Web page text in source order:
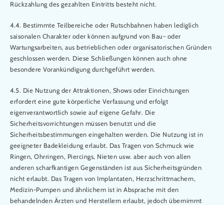
Rückzahlung des gezahlten Eintritts besteht nicht.
4.4. Bestimmte Teilbereiche oder Rutschbahnen haben lediglich
saisonalen Charakter oder können aufgrund von Bau- oder
Wartungsarbeiten, aus betrieblichen oder organisatorischen Gründen
geschlossen werden. Diese Schließungen können auch ohne
besondere Vorankündigung durchgeführt werden.
4.5. Die Nutzung der Attraktionen, Shows oder Einrichtungen
erfordert eine gute körperliche Verfassung und erfolgt
eigenverantwortlich sowie auf eigene Gefahr. Die
Sicherheitsvorrichtungen müssen benutzt und die
Sicherheitsbestimmungen eingehalten werden. Die Nutzung ist in
geeigneter Badekleidung erlaubt. Das Tragen von Schmuck wie
Ringen, Ohrringen, Piercings, Nieten usw. aber auch von allen
anderen scharfkantigen Gegenständen ist aus Sicherheitsgründen
nicht erlaubt. Das Tragen von Implantaten, Herzschrittmachern,
Medizin-Pumpen und ähnlichem ist in Absprache mit den
behandelnden Ärzten und Herstellern erlaubt, jedoch übernimmt